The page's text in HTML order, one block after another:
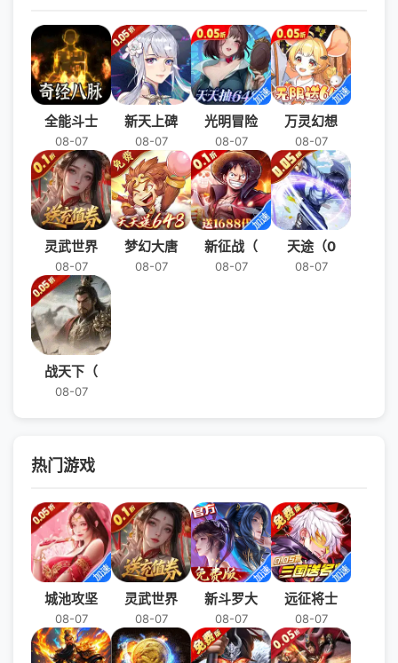
全能斗士
08-07
新天上碑
08-07
光明冒险
08-07
万灵幻想
08-07
灵武世界
08-07
梦幻大唐
08-07
新征战（
08-07
天途（0
08-07
战天下（
08-07
热门游戏
城池攻坚
08-07
灵武世界
08-07
新斗罗大
08-07
远征将士
08-07